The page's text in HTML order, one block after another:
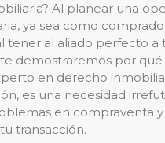
Al planear una
ya sea como
tener al aliado perfecto a
demostraremos por qué
en derecho
es una necesidad
en compraventa y
transacción.